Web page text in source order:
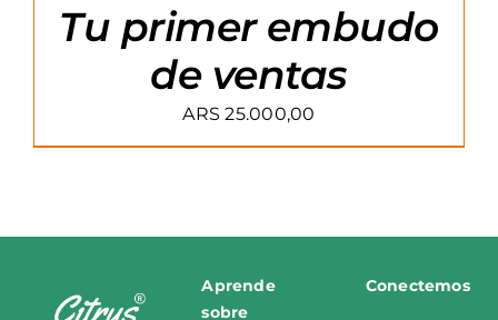
Tu primer embudo
de ventas
ARS 25.000,00
Aprende
sobre
Conectemos